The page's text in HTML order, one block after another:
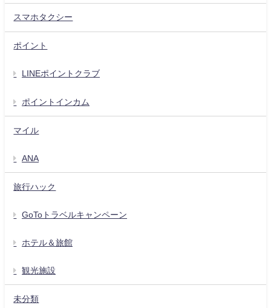
スマホタクシー
ポイント
LINEポイントクラブ
ポイントインカム
マイル
ANA
旅行ハック
GoToトラベルキャンペーン
ホテル＆旅館
観光施設
未分類